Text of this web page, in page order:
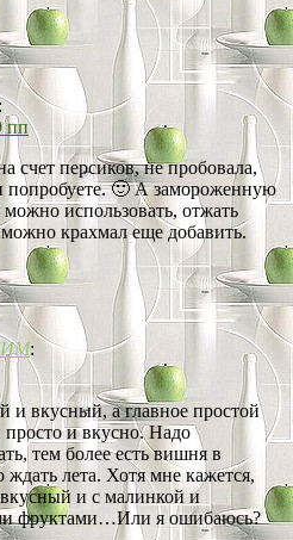
:
пп
счет персиков, не пробовала,
попробуете. 🙂 А замороженную
использовать, отжать
крахмал еще добавить.
:
и вкусный, а главное простой
и вкусно. Надо
тем более есть вишня в
лета. Хотя мне кажется,
вкусный и с малинкой и
фруктами…Или я ошибаюсь?